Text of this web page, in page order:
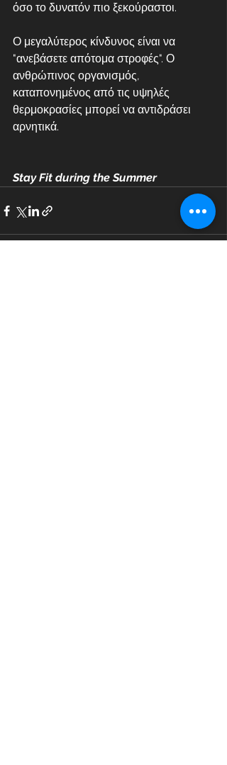
όσο το δυνατόν πιο ξεκούραστοι.
Ο μεγαλύτερος κίνδυνος είναι να
"ανεβάσετε απότομα στροφές". Ο
ανθρώπινος οργανισμός,
καταπονημένος από τις υψηλές
θερμοκρασίες μπορεί να αντιδράσει
αρνητικά.
Stay Fit during the Summer